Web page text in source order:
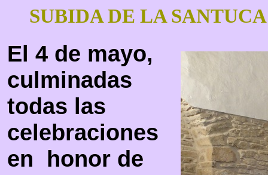
SUBIDA DE LA
El 4 de mayo,
culminadas
todas las
celebraciones
en honor de